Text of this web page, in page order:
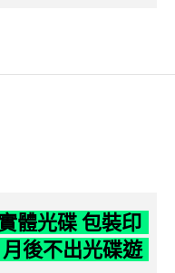
體光碟 包裝印
後不出光碟遊